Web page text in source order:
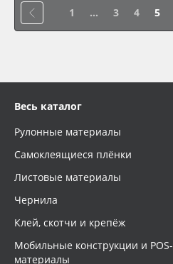
1 ... 3 4 5
Весь каталог
Рулонные материалы
Самоклеящиеся плёнки
Листовые материалы
Чернила
Клей, скотчи и крепёж
Мобильные конструкции и POS-
материалы